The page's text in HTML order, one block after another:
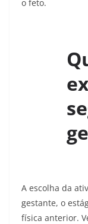
o feto.
A escolha da
gestante, o
física anterior.